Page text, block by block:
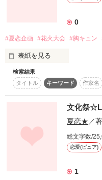
そんなこと考えれば切りが
よ…―――
「そ、そんなことないよ。
雨降らすの得意なのは七瀬
「いや、俺サッカーの試合
そう言って決め顔をした彼。
0
#夏恋企画 #花火大会 #胸キュン
表紙を見る
同じ夜空を見上げてた。
検索結果
タイトル
キーワード 作家名
文化祭
夏恋★／著
総文字数/
恋愛(ピュア)
1